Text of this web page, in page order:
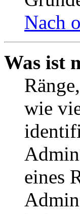
Nach
Was ist
wie
eines